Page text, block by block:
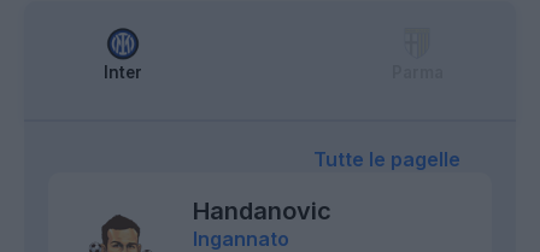
Inter
Tutte le pagelle
Handanovic
Ingannato